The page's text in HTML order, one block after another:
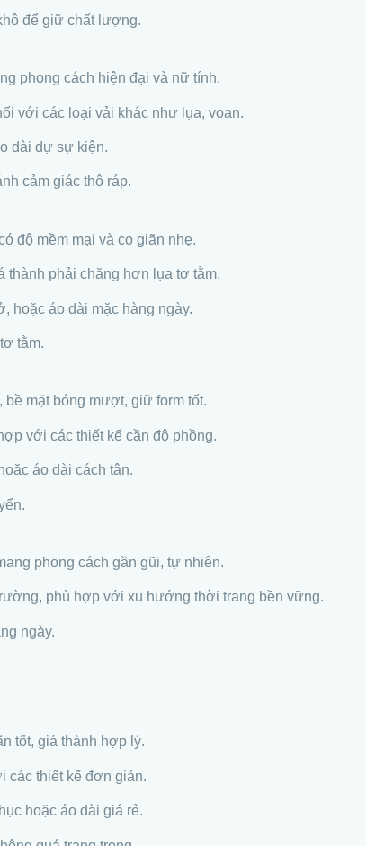
để giữ chất lượng.
phong cách hiện đại và nữ tính.
với các loại vải khác như lụa, voan.
dài dự sự kiện.
cảm giác thô ráp.
độ mềm mại và co giãn nhẹ.
thành phải chăng hơn lụa tơ tằm.
hoặc áo dài mặc hàng ngày.
tằm.
mặt bóng mượt, giữ form tốt.
với các thiết kế cần độ phồng.
áo dài cách tân.
phong cách gần gũi, tự nhiên.
phù hợp với xu hướng thời trang bền vững.
ngày.
tốt, giá thành hợp lý.
các thiết kế đơn giản.
hoặc áo dài giá rẻ.